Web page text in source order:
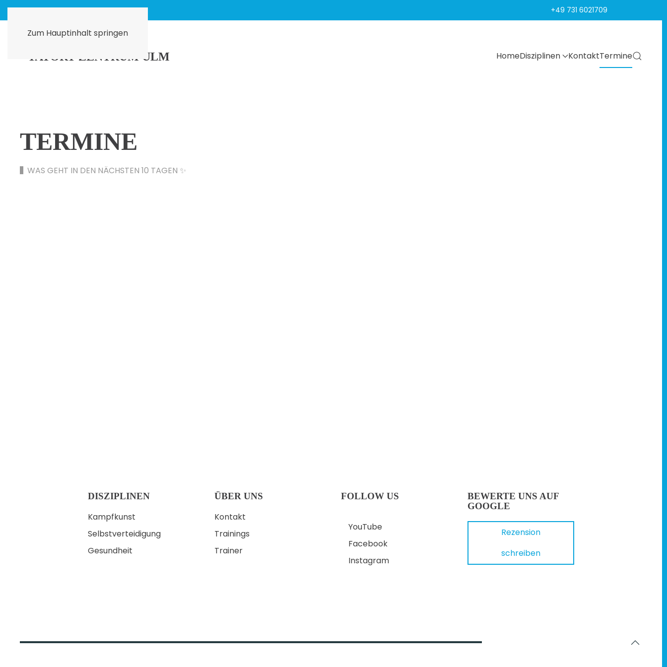
Zum Hauptinhalt springen
+49 731 6021709
HomeDisziplinen KontaktTermine
TERMINE
WAS GEHT IN DEN NÄCHSTEN 10 TAGEN ✨
DISZIPLINEN
Kampfkunst
Selbstverteidigung
Gesundheit
ÜBER UNS
Kontakt
Trainings
Trainer
FOLLOW US
YouTube
Facebook
Instagram
BEWERTE UNS AUF
GOOGLE
Rezension
schreiben